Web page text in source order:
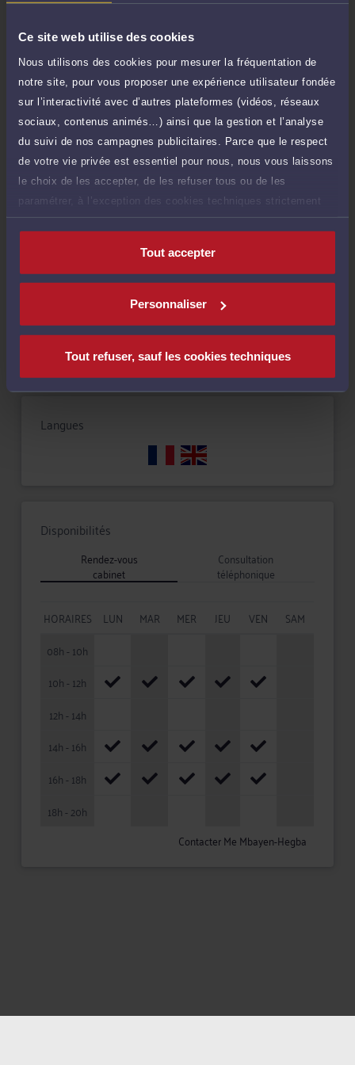
Ce site web utilise des cookies
Nous utilisons des cookies pour mesurer la fréquentation de
notre site, pour vous proposer une expérience utilisateur fondée
sur l’interactivité avec d’autres plateformes (vidéos, réseaux
sociaux, contenus animés…) ainsi que la gestion et l’analyse
du suivi de nos campagnes publicitaires. Parce que le respect
de votre vie privée est essentiel pour nous, nous vous laissons
le choix de les accepter, de les refuser tous ou de les
paramétrer, à l’exception des cookies techniques strictement
nécessaires au fonctionnement du site.
Tout accepter
Personnaliser
Tout refuser, sauf les cookies techniques
Poser une question
Consultation écrite
Etude de votre dossier + possibilité
d'ajout d'une pièce jointe
300 €
TTC
Consulter par écrit
Droit des sociétés
Langues
Disponibilités
Rendez-vous
cabinet
Consultation
téléphonique
HORAIRES LUN MAR MER JEU VEN
SAM
08h - 10h
10h - 12h
12h - 14h
14h - 16h
16h - 18h
18h - 20h
Contacter Me Mbayen-Hegba